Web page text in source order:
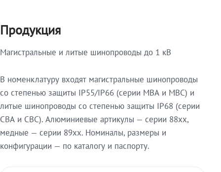
Продукция
Магистральные и литые шинопроводы до 1 кВ
В номенклатуру входят магистральные шинопроводы
со степенью защиты IP55/IP66 (серии МВА и МВС) и
литые шинопроводы со степенью защиты IP68 (серии
СВА и СВС). Алюминиевые артикулы — серии 88xx,
медные — серии 89xx. Номиналы, размеры и
конфигурации — по каталогу и паспорту.